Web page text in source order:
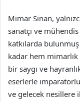
Mimar Sinan,
sanatçı ve
katkılarda
kadar hem
bir saygı ve
eserlerle
ve gelecek nesillere